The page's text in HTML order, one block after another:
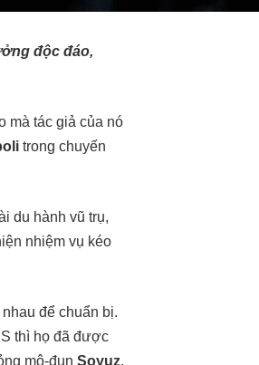
độc đáo,
mà tác giả của nó
trong chuyến
du hành vũ trụ,
nhiệm vụ kéo
để chuẩn bị.
thì họ đã được
mô-đun Soyuz.